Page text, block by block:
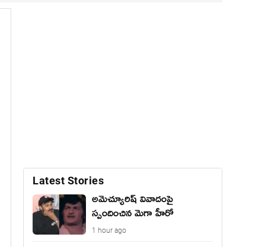
Latest Stories
అమెచ్యూరిష్ వివాదంపై
స్పందించిన మెగా హీరో
1 hour ago